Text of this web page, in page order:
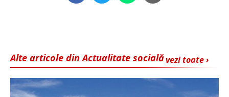
vezi toate ›
Alte articole din Actualitate socială